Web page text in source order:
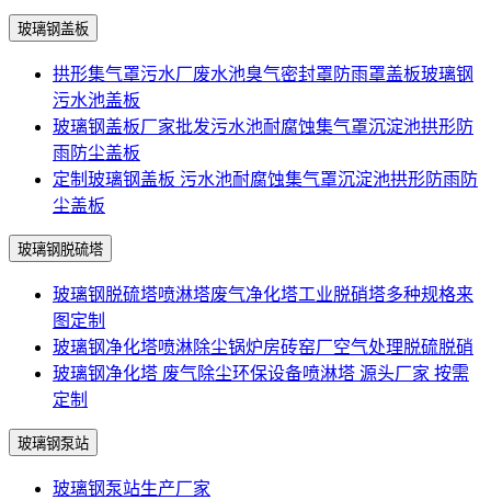
玻璃钢盖板
拱形集气罩污水厂废水池臭气密封罩防雨罩盖板玻璃钢
污水池盖板
玻璃钢盖板厂家批发污水池耐腐蚀集气罩沉淀池拱形防
雨防尘盖板
定制玻璃钢盖板 污水池耐腐蚀集气罩沉淀池拱形防雨防
尘盖板
玻璃钢脱硫塔
玻璃钢脱硫塔喷淋塔废气净化塔工业脱硝塔多种规格来
图定制
玻璃钢净化塔喷淋除尘锅炉房砖窑厂空气处理脱硫脱硝
玻璃钢净化塔 废气除尘环保设备喷淋塔 源头厂家 按需
定制
玻璃钢泵站
玻璃钢泵站生产厂家